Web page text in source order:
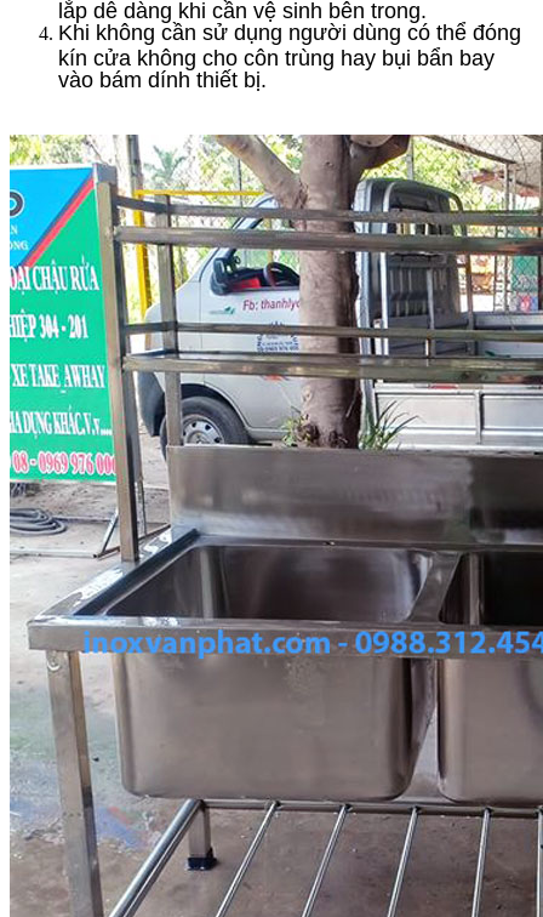
lắp dễ dàng khi cần vệ sinh bên trong.
Khi không cần sử dụng người dùng có thể đóng
kín cửa không cho côn trùng hay bụi bẩn bay
vào bám dính thiết bị.